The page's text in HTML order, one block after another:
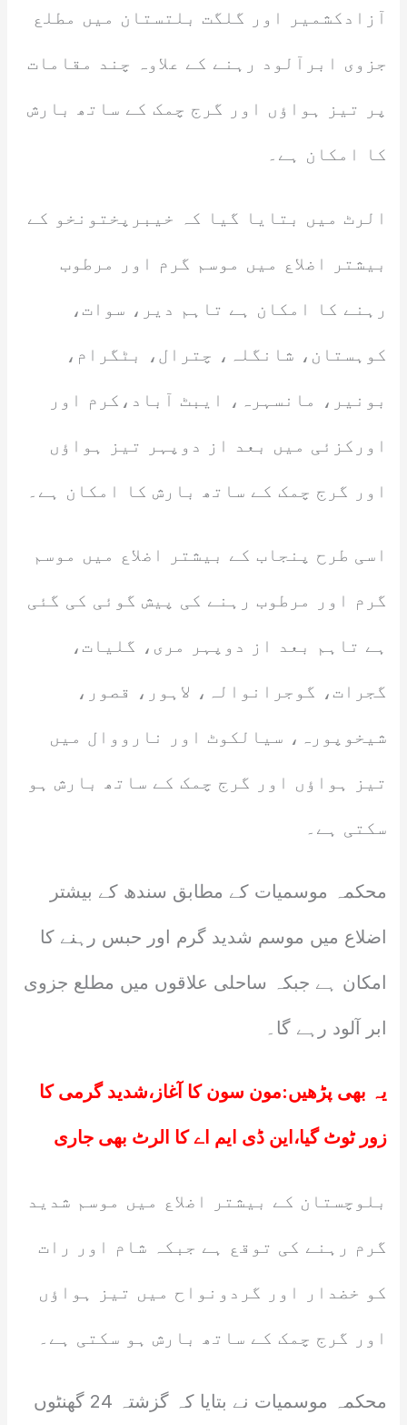
آزادکشمیر اور گلگت بلتستان میں مطلع
جزوی ابرآلود رہنے کے علاوہ چند مقامات
پر تیز ہواؤں اور گرج چمک کے ساتھ بارش
کا امکان ہے۔
الرٹ میں بتایا گیا کہ خیبرپختونخو کے
بیشتر اضلاع میں موسم گرم اور مرطوب
رہنے کا امکان ہے تاہم دیر، سوات،
کوہستان، شانگلہ، چترال، بٹگرام،
بونیر، مانسہرہ، ایبٹ آباد،کرم اور
اورکزئی میں بعد از دوپہر تیز ہواؤں
اور گرج چمک کے ساتھ بارش کا امکان ہے۔
اسی طرح پنجاب کے بیشتر اضلاع میں موسم
گرم اور مرطوب رہنے کی پیش گوئی کی گئی
ہے تاہم بعد از دوپہر مری، گلیات،
گجرات، گوجرانوالہ، لاہور، قصور،
شیخوپورہ، سیالکوٹ اور نارووال میں
تیز ہواؤں اور گرج چمک کے ساتھ بارش ہو
سکتی ہے۔
محکمہ موسمیات کے مطابق سندھ کے بیشتر
اضلاع میں موسم شدید گرم اور حبس رہنے کا
امکان ہے جبکہ ساحلی علاقوں میں مطلع جزوی
ابر آلود رہے گا۔
یہ بھی پڑھیں:مون سون کا آغاز،شدید گرمی کا
زور ٹوٹ گیا،این ڈی ایم اے کا الرٹ بھی جاری
بلوچستان کے بیشتر اضلاع میں موسم شدید
گرم رہنے کی توقع ہے جبکہ شام اور رات
کو خضدار اور گردونواح میں تیز ہواؤں
اور گرج چمک کے ساتھ بارش ہو سکتی ہے۔
محکمہ موسمیات نے بتایا کہ گزشتہ 24 گھنٹوں